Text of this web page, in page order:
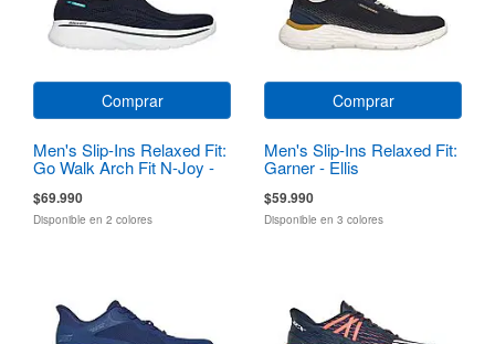
Comprar
Men's Slip-Ins Relaxed Fit:
Go Walk Arch Fit N-Joy -
$69.990
Disponible en 2 colores
Comprar
Men's Slip-Ins Relaxed Fit:
Garner - Ellis
$59.990
Disponible en 3 colores